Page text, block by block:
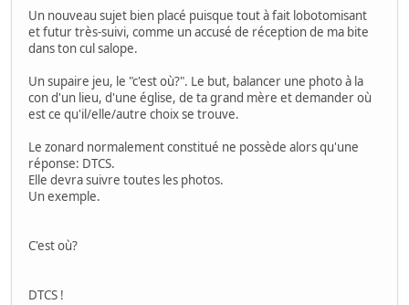
Un nouveau sujet bien placé puisque tout à fait lobotomisant
et futur très-suivi, comme un accusé de réception de ma bite
dans ton cul salope.
Un supaire jeu, le "c'est où?". Le but, balancer une photo à la
con d'un lieu, d'une église, de ta grand mère et demander où
est ce qu'il/elle/autre choix se trouve.
Le zonard normalement constitué ne possède alors qu'une
réponse: DTCS.
Elle devra suivre toutes les photos.
Un exemple.
C'est où?
DTCS !